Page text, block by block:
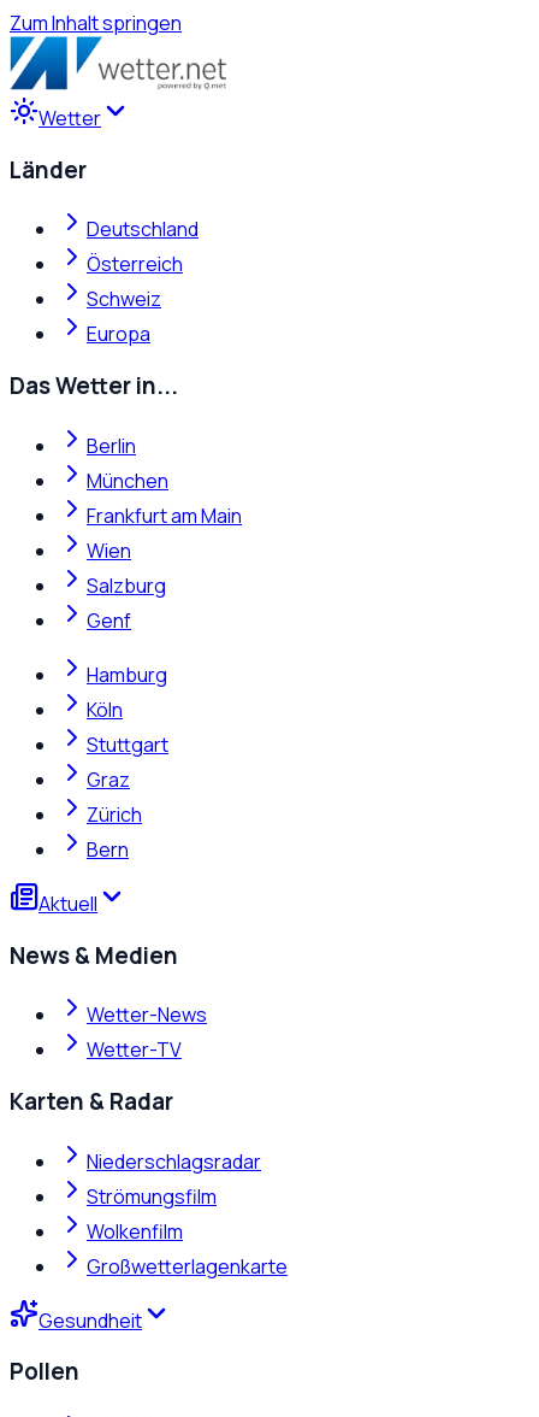
Zum Inhalt springen
Wetter
Länder
Deutschland
Österreich
Schweiz
Europa
Das Wetter in...
Berlin
München
Frankfurt am Main
Wien
Salzburg
Genf
Hamburg
Köln
Stuttgart
Graz
Zürich
Bern
Aktuell
News & Medien
Wetter-News
Wetter-TV
Karten & Radar
Niederschlagsradar
Strömungsfilm
Wolkenfilm
Großwetterlagenkarte
Gesundheit
Pollen